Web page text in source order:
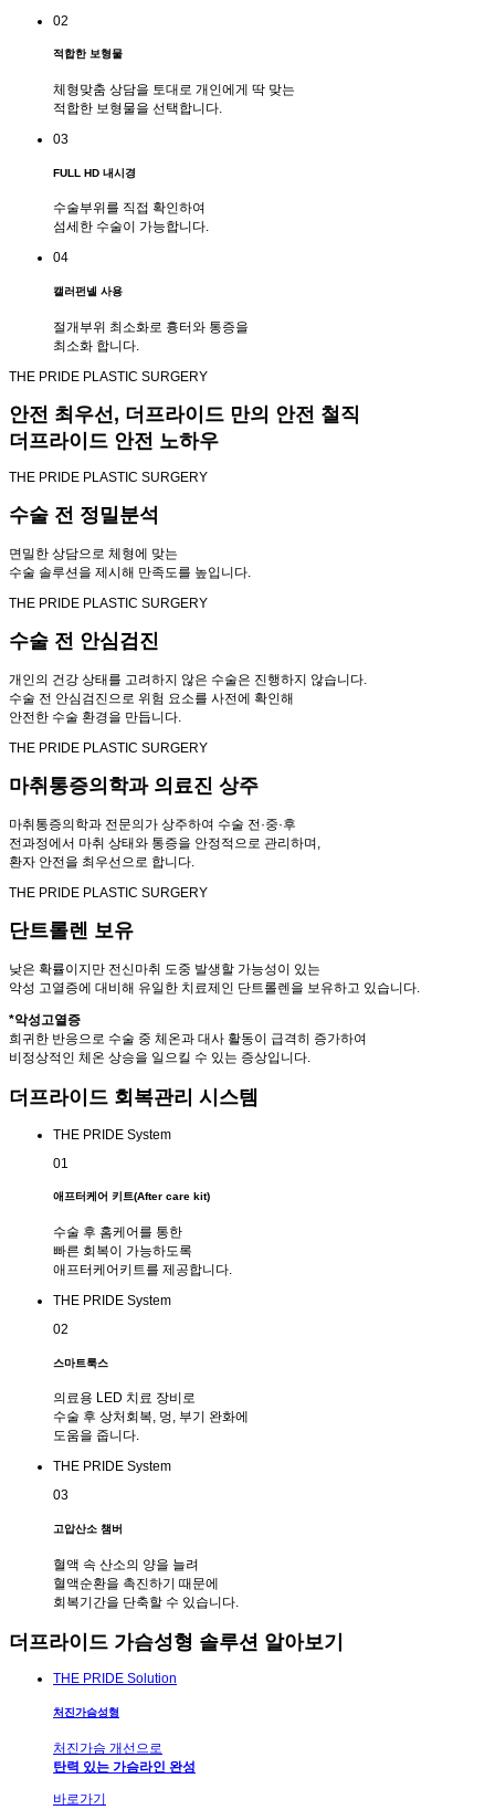
02
적합한 보형물
체형맞춤 상담을 토대로 개인에게 딱 맞는
적합한 보형물을 선택합니다.
03
FULL HD 내시경
수술부위를 직접 확인하여
섬세한 수술이 가능합니다.
04
캘러펀넬 사용
절개부위 최소화로 흉터와 통증을
최소화 합니다.
THE PRIDE PLASTIC SURGERY
안전 최우선, 더프라이드 만의 안전 철직
더프라이드 안전 노하우
THE PRIDE PLASTIC SURGERY
수술 전 정밀분석
면밀한 상담으로 체형에 맞는
수술 솔루션을 제시해 만족도를 높입니다.
THE PRIDE PLASTIC SURGERY
수술 전 안심검진
개인의 건강 상태를 고려하지 않은 수술은 진행하지 않습니다.
수술 전 안심검진으로 위험 요소를 사전에 확인해
안전한 수술 환경을 만듭니다.
THE PRIDE PLASTIC SURGERY
마취통증의학과 의료진 상주
마취통증의학과 전문의가 상주하여 수술 전·중·후
전과정에서 마취 상태와 통증을 안정적으로 관리하며,
환자 안전을 최우선으로 합니다.
THE PRIDE PLASTIC SURGERY
단트롤렌 보유
낮은 확률이지만 전신마취 도중 발생할 가능성이 있는
악성 고열증에 대비해 유일한 치료제인 단트롤렌을 보유하고 있습니다.
*악성고열증
희귀한 반응으로 수술 중 체온과 대사 활동이 급격히 증가하여
비정상적인 체온 상승을 일으킬 수 있는 증상입니다.
더프라이드 회복관리 시스템
THE PRIDE System
01
애프터케어 키트(After care kit)
수술 후 홈케어를 통한
빠른 회복이 가능하도록
애프터케어키트를 제공합니다.
THE PRIDE System
02
스마트룩스
의료용 LED 치료 장비로
수술 후 상처회복, 멍, 부기 완화에
도움을 줍니다.
THE PRIDE System
03
고압산소 챔버
혈액 속 산소의 양을 늘려
혈액순환을 촉진하기 때문에
회복기간을 단축할 수 있습니다.
더프라이드 가슴성형 솔루션 알아보기
THE PRIDE Solution
처진가슴성형
처진가슴 개선으로
탄력 있는 가슴라인 완성
바로가기